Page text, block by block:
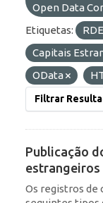
Open Data
Etiquetas:
RDE
Capitais
OData
Filtrar
Publicação
estrangeiros
Os registros de